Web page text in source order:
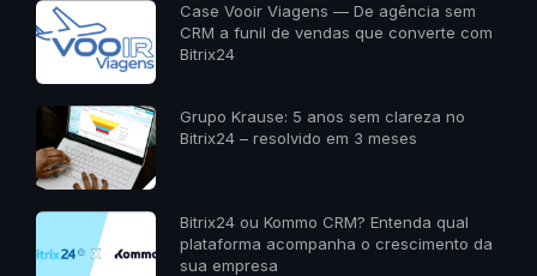
Case Vooir Viagens — De agência sem
CRM a funil de vendas que converte com
Bitrix24
Grupo Krause: 5 anos sem clareza no
Bitrix24 – resolvido em 3 meses
Bitrix24 ou Kommo CRM? Entenda qual
plataforma acompanha o crescimento da
sua empresa